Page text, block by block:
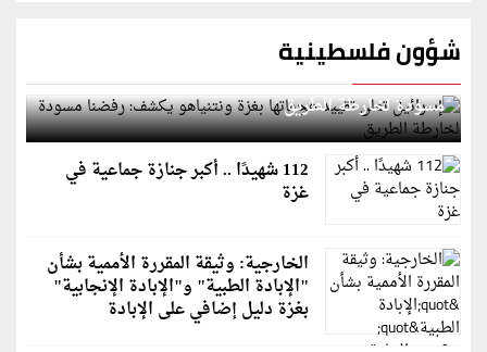
شؤون فلسطينية
إسرائيل تعلن تقييد هجماتها بغزة ونتنياهو يكشف: رفضنا
مسودة لخارطة الطريق
112 شهيدًا .. أكبر جنازة جماعية في
غزة
الخارجية: وثيقة المقررة الأممية بشأن
"الإبادة الطبية" و"الإبادة الإنجابية"
بغزة دليل إضافي على الإبادة